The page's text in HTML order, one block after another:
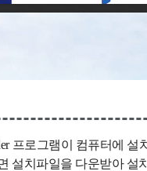
프로그램이 컴퓨터에
설치파일을 다운받아